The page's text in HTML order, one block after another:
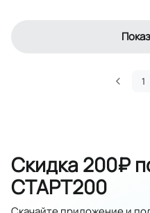
1
Скидка 200₽
СТАРТ200